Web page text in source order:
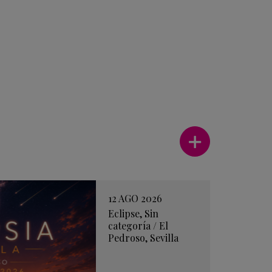
Ver más
12 AGO 2026
Eclipse, Sin
categoría / El
Pedroso, Sevilla